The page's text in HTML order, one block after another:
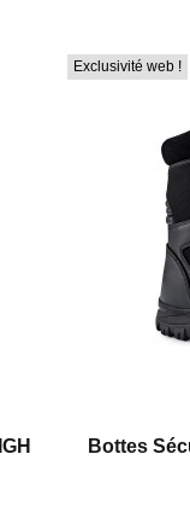
Exclusivité web !
Bottes